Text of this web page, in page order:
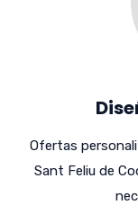
Ofertas
Sant Feliu de